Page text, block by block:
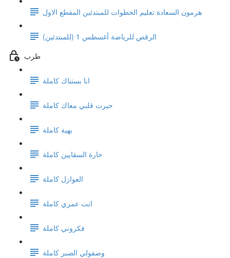
هرمون السعادة تعليم الخطوات للمبتدئين المقطع الاول
الرقص للرياضة أغسطس 1 (للمبتدئين)
طرب
انا بستناك كاملة
حيرت قلبي معاك كاملة
بهية كاملة
حارة السقايين كاملة
العوازل كاملة
انت عمري كاملة
فكروني كاملة
وصفولي الصبر كاملة